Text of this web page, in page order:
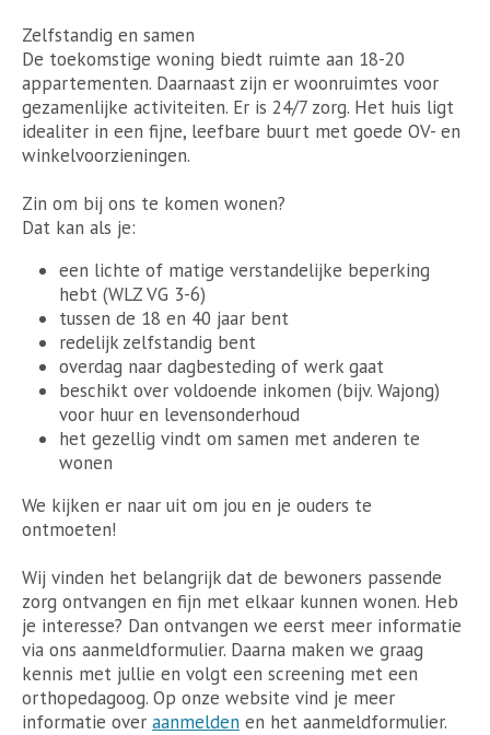
Zelfstandig en samen
De toekomstige woning biedt ruimte aan 18-20
appartementen. Daarnaast zijn er woonruimtes voor
gezamenlijke activiteiten. Er is 24/7 zorg. Het huis ligt
idealiter in een fijne, leefbare buurt met goede OV- en
winkelvoorzieningen.
Zin om bij ons te komen wonen?
Dat kan als je:
een lichte of matige verstandelijke beperking
hebt (WLZ VG 3-6)
tussen de 18 en 40 jaar bent
redelijk zelfstandig bent
overdag naar dagbesteding of werk gaat
beschikt over voldoende inkomen (bijv. Wajong)
voor huur en levensonderhoud
het gezellig vindt om samen met anderen te
wonen
We kijken er naar uit om jou en je ouders te
ontmoeten!
Wij vinden het belangrijk dat de bewoners passende
zorg ontvangen en fijn met elkaar kunnen wonen. Heb
je interesse? Dan ontvangen we eerst meer informatie
via ons aanmeldformulier. Daarna maken we graag
kennis met jullie en volgt een screening met een
orthopedagoog. Op onze website vind je meer
informatie over aanmelden en het aanmeldformulier.